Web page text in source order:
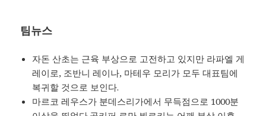
팀뉴스
자돈 산초는 근육 부상으로 고전하고 있지만 라파엘 게
레이로, 조반니 레이나, 마테우 모리가 모두 대표팀에
복귀할 것으로 보인다.
마르코 레우스가 분데스리가에서 무득점으로 1000분